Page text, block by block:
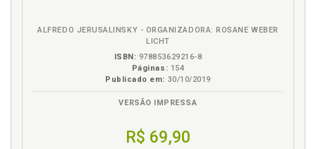
Dying is a Right / Resenhista: Maria Fernanda Liberato
ALFREDO JERUSALINSKY - ORGANIZADORA: ROSANE WEBER
LICHT
ISBN: 978853629216-8
Páginas: 154
Publicado em: 30/10/2019
VERSÃO IMPRESSA
R$ 69,90